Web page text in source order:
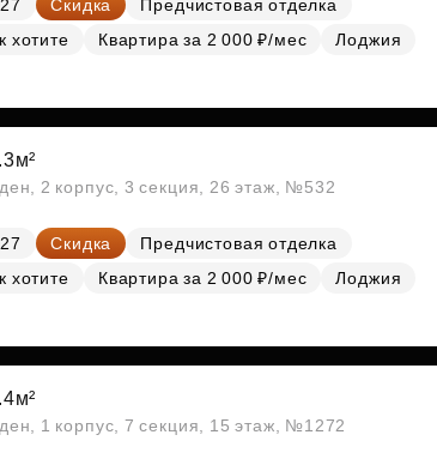
Скидка
Предчистовая отделка
хотите
Квартира за 2 000 ₽/мес
Лоджия
2 корпус, 3 секция, 26 этаж, №532
Скидка
Предчистовая отделка
хотите
Квартира за 2 000 ₽/мес
Лоджия
1 корпус, 7 секция, 15 этаж, №1272